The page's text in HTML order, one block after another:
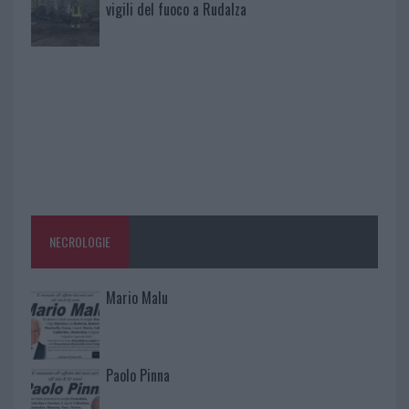
vigili del fuoco a Rudalza
NECROLOGIE
Mario Malu
Paolo Pinna